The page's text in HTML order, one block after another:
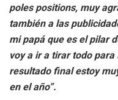
poles positions, muy
también a las
mi papá que es el pilar
voy a ir a tirar todo
resultado final estoy
en el año”.